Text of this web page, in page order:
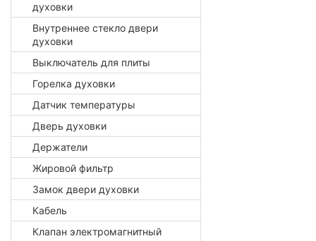
духовки
Внутреннее стекло двери
духовки
Выключатель для плиты
Горелка духовки
Датчик температуры
Дверь духовки
Держатели
Жировой фильтр
Замок двери духовки
Кабель
Клапан электромагнитный